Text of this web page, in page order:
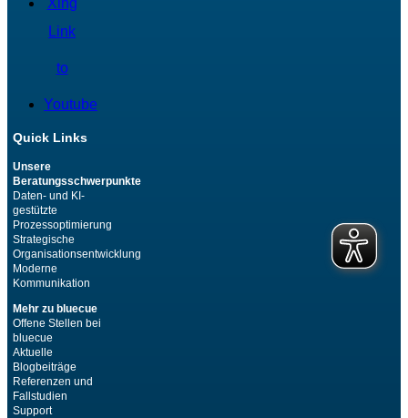
Link
to
Youtube
Quick Links
Unsere
Beratungsschwerpunkte
Daten- und KI-
gestützte
Prozessoptimierung
Strategische
Organisationsentwicklung
Moderne
Kommunikation
Mehr zu bluecue
Offene Stellen bei
bluecue
Aktuelle
Blogbeiträge
Referenzen und
Fallstudien
Support